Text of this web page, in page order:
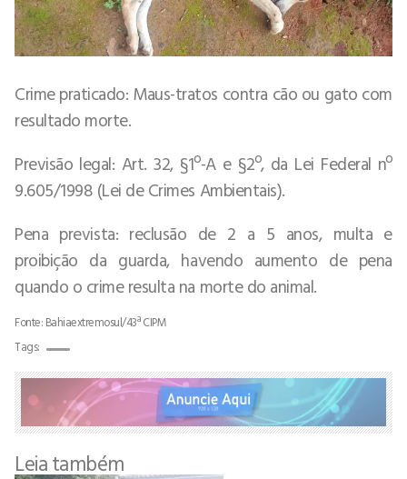
Crime praticado: Maus-tratos contra cão ou gato com
resultado morte.
Previsão legal: Art. 32, §1º-A e §2º, da Lei Federal nº
9.605/1998 (Lei de Crimes Ambientais).
Pena prevista: reclusão de 2 a 5 anos, multa e
proibição da guarda, havendo aumento de pena
quando o crime resulta na morte do animal.
Fonte: Bahiaextremosul/43ª CIPM
Tags:
Leia também